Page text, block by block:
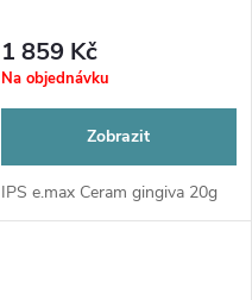
1 859 Kč
Na objednávku
Zobrazit
IPS e.max Ceram gingiva 20g